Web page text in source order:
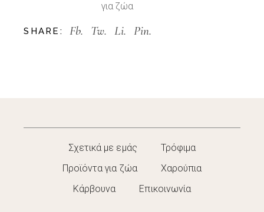
για ζώα
SHARE: Fb. Tw. Li. Pin.
Σχετικά με εμάς
Τρόφιμα
Προϊόντα για ζώα
Χαρούπια
Κάρβουνα
Επικοινωνία